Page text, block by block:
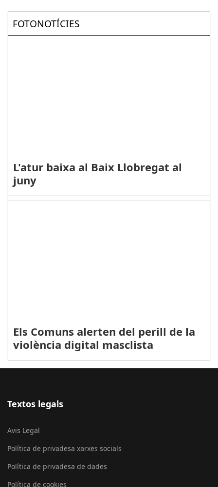
FOTONOTÍCIES
L'atur baixa al Baix Llobregat al
juny
Els Comuns alerten del perill de la
violència digital masclista
Textos legals
Avis Legal
Política de privadesa xarxes socials
Política de privadesa de dades
Política de cookies